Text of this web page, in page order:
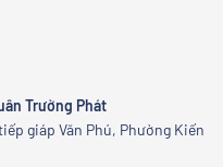
Trường Phát
giáp Văn Phú, Phường Kiến